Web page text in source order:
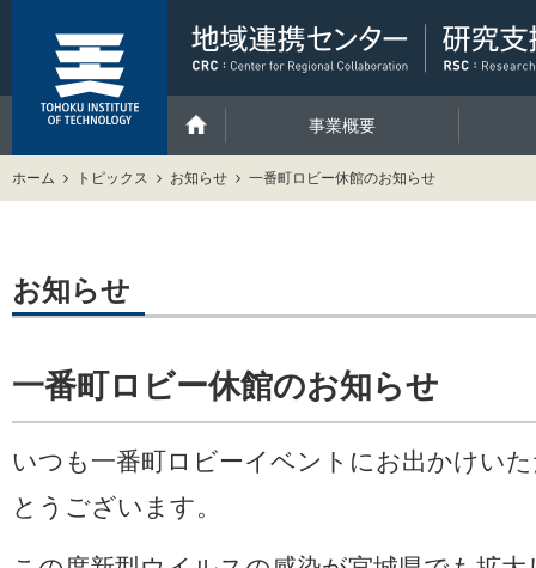
事業概要
ホーム トピックス お知らせ 一番町ロビー休館のお知らせ
お知らせ
一番町ロビー休館のお知らせ
いつも一番町ロビーイベントにお出かけい
とうございます。